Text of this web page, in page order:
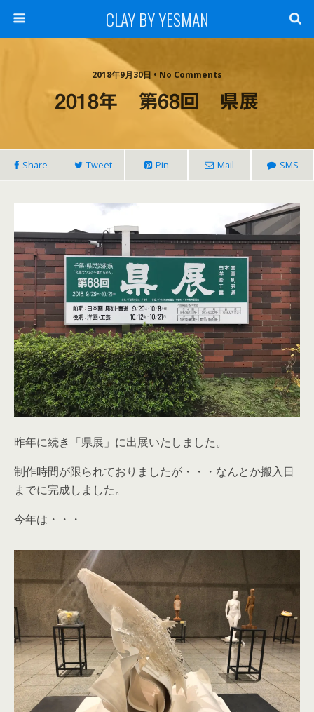
CLAY BY YESMAN
2018年9月30日 • No Comments
2018年 第68回 県展
Share Tweet Pin Mail SMS
昨年に続き「県展」に出展いたしました。
制作時間が限られておりましたが・・・なんとか搬入日
までに完成しました。
今年は・・・